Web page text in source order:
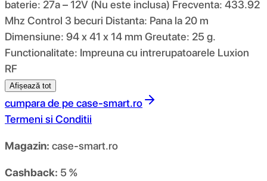
baterie: 27a – 12V (Nu este inclusa) Frecventa: 433.92
Mhz Control 3 becuri Distanta: Pana la 20 m
Dimensiune: 94 x 41 x 14 mm Greutate: 25 g.
Functionalitate: Impreuna cu intrerupatoarele Luxion
RF
Afișează tot
cumpara de pe case-smart.ro
Termeni si Conditii
Magazin: case-smart.ro
Cashback: 5 %